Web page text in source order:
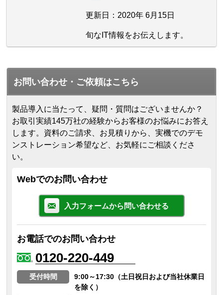
更新日：2020年 6月15日
旬なIT情報をお伝えします。
お問い合わせ・ご依頼はこちら
製品導入に当たって、疑問・質問はございませんか？
お取引実績145万社の経験からお客様のお悩みにお答え
します。 資料のご請求、お見積りから、実機でのデモ
ンストレーション希望など、お気軽にご相談くださ
い。
Webでのお問い合わせ
入力フォームから問い合わせる
お電話でのお問い合わせ
0120-220-449
受付時間
9:00～17:30（土日祝日および当社休業日
を除く）